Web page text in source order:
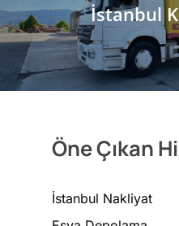
İstanbul
Öne Çıkan
İstanbul Nakliyat